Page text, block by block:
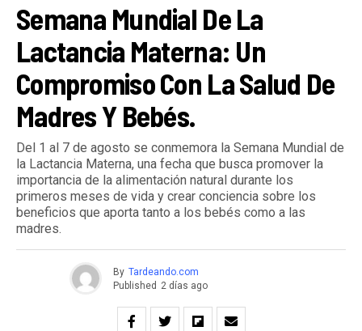
Semana Mundial De La
Lactancia Materna: Un
Compromiso Con La Salud De
Madres Y Bebés.
Del 1 al 7 de agosto se conmemora la Semana Mundial de
la Lactancia Materna, una fecha que busca promover la
importancia de la alimentación natural durante los
primeros meses de vida y crear conciencia sobre los
beneficios que aporta tanto a los bebés como a las
madres.
By Tardeando.com
Published 2 días ago